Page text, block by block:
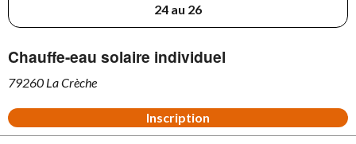
24 au 26
Chauffe-eau solaire individuel
79260 La Crèche
Inscription